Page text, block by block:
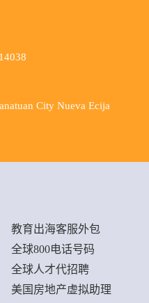
City Nueva Ecija
教育出海客服外包
全球800电话号码
全球人才代招聘
美国房地产虚拟助理